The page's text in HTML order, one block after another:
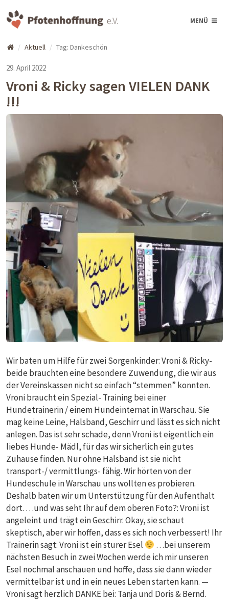
MENÜ
Aktuell Tag: Dankeschön
29. April 2022
Vroni & Ricky sagen VIELEN DANK
!!!
Wir baten um Hilfe für zwei Sorgenkinder: Vroni & Ricky-
beide brauchten eine besondere Zuwendung, die wir aus
der Vereinskassen nicht so einfach “stemmen” konnten.
Vroni braucht ein Spezial- Training bei einer
Hundetrainerin / einem Hundeinternat in Warschau. Sie
mag keine Leine, Halsband, Geschirr und lässt es sich nicht
anlegen. Das ist sehr schade, denn Vroni ist eigentlich ein
liebes Hunde- Mädl, für das wir sicherlich ein gutes
Zuhause finden. Nur ohne Halsband ist sie nicht
transport-/ vermittlungs- fähig. Wir hörten von der
Hundeschule in Warschau uns wollten es probieren.
Deshalb baten wir um Unterstützung für den Aufenthalt
dort. …und was seht Ihr auf dem oberen Foto?: Vroni ist
angeleint und trägt ein Geschirr. Okay, sie schaut
skeptisch, aber wir hoffen, dass es sich noch verbessert! Ihr
Trainerin sagt: Vroni ist ein sturer Esel
…bei unserem
nächsten Besuch in zwei Wochen werde ich mir unseren
Esel nochmal anschauen und hoffe, dass sie dann wieder
vermittelbar ist und in ein neues Leben starten kann. —
Vroni sagt herzlich DANKE bei: Tanja und Doris & Bernd.